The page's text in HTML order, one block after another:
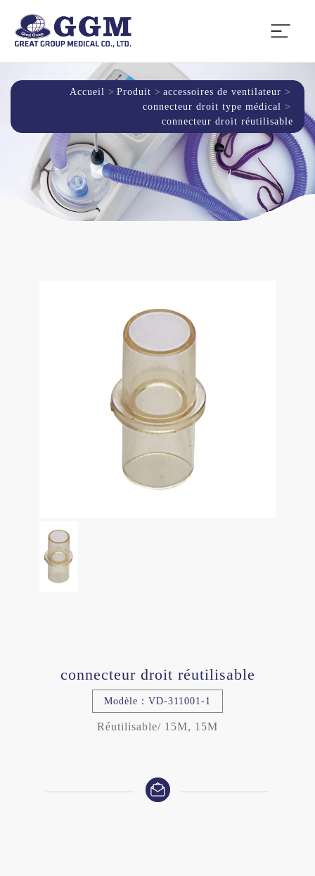
Accueil Produit
accessoires de ventilateur
connecteur droit type médical
connecteur droit réutilisable
connecteur droit réutilisable
Modèle：VD-311001-1
Réutilisable/ 15M, 15M